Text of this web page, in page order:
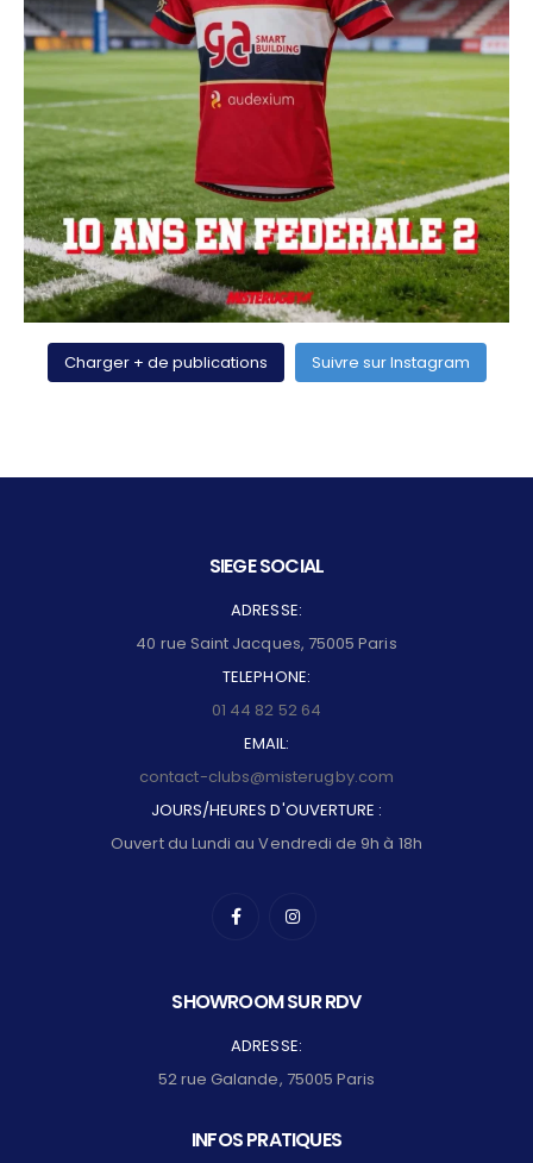
Charger + de publications Suivre sur Instagram
SIEGE SOCIAL
ADRESSE:
40 rue Saint Jacques, 75005 Paris
TELEPHONE:
01 44 82 52 64
EMAIL:
contact-clubs@misterugby.com
JOURS/HEURES D'OUVERTURE :
Ouvert du Lundi au Vendredi de 9h à 18h
SHOWROOM SUR RDV
ADRESSE:
52 rue Galande, 75005 Paris
INFOS PRATIQUES